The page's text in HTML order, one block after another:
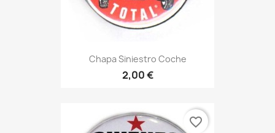
Chapa Siniestro Coche
2,00 €
favorite_border